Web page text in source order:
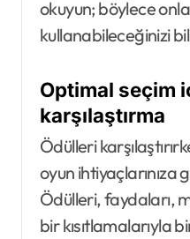
okuyun; böylece
kullanabileceğinizi
Optimal seçim
karşılaştırma
Ödülleri
oyun
Ödülleri, faydaları,
bir kısıtlamalarıyla